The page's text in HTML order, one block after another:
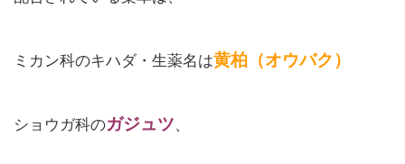
ミカン科のキハダ・生薬名は黄柏（オウバク）
ショウガ科のガジュツ、